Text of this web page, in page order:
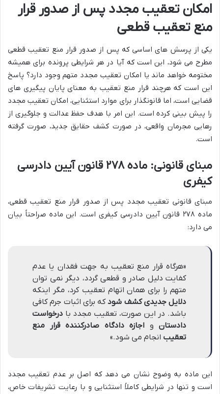
امکان تعقیب مجدد پس از صدور قرار
منع تعقیب قطعی
یکی از پرسش های اساسی که پس از صدور قرار منع تعقیب قطعی
مطرح می شود، این است که آیا در هر شرایطی پرونده برای همیشه
مختومه خواهد ماند یا امکان تعقیب مجدد متهم وجود دارد؟ پاسخ
این است که هرچند قرار منع تعقیب به معنای پایان پیگیری های
قضایی است، اما قانونگذار برای موارد استثنایی، امکان تعقیب مجدد
را پیش بینی کرده است. این امر با هدف حفظ عدالت و جلوگیری از
رهایی مجرمان واقعی، در صورت کشف حقایق جدید، صورت گرفته
است.
مبنای قانونی: ماده ۲۷۸ قانون آیین دادرسی
کیفری
مبنای قانونی تعقیب مجدد پس از صدور قرار منع تعقیب قطعی،
ماده ۲۷۸ قانون آیین دادرسی کیفری است. این ماده صراحتاً بیان
می دارد:
«هرگاه قرار منع تعقیب به جهت فقدان یا عدم
کفایت دلیل صادر و قطعی گردد، دیگر نمی توان
متهم را برای همان اتهام تعقیب کرد، مگر اینکه
دلایل جدیدی کشف شودکه برای اثبات جرم کافی
باشد. در این صورت، تعقیب مجدد با درخواست
دادستان و اجازه دادگاه صادرکننده قرار منع
تعقیب انجام می شود.»
این ماده به وضوح نشان می دهد که اصل بر عدم تعقیب مجدد
است و تنها در شرایطی کاملاً استثنایی و با رعایت تشریفات خاص،